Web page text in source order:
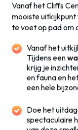
Vanaf het Cliffs
mooiste uitkijkpunt
te voet op pad om
Vanaf het
Tijdens een
krijg je
en fauna en
een hele
Doe het
spectaculaire